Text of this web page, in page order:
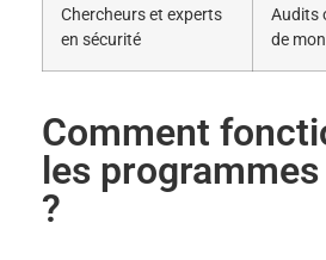
Chercheurs et experts
en sécurité
Audits
de
Comment
les
?